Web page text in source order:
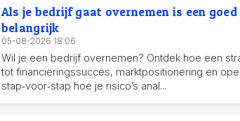
Als je bedrijf gaat overnemen is een
belangrijk
05-08-2026 18:06
Wil je een bedrijf overnemen? Ontdek hoe een
tot financieringssucces, marktpositionering en
stap‑voor‑stap hoe je risico’s anal...